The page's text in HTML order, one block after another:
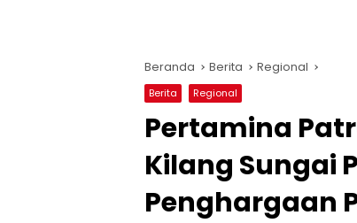
Beranda Berita Regional
Berita Regional
Pertamina
Kilang Sungai
Penghargaan